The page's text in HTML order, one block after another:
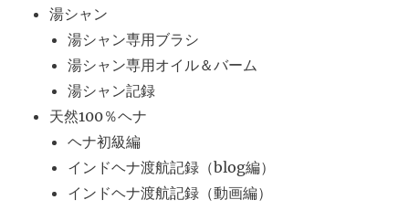
湯シャン
湯シャン専用ブラシ
湯シャン専用オイル＆バーム
湯シャン記録
天然100％ヘナ
ヘナ初級編
インドヘナ渡航記録（blog編）
インドヘナ渡航記録（動画編）